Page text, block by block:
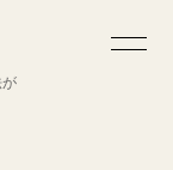
が